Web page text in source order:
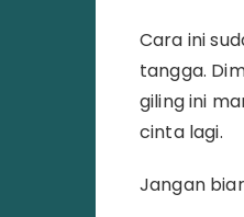
Cara ini
tangga.
giling ini
cinta lagi.
Jangan